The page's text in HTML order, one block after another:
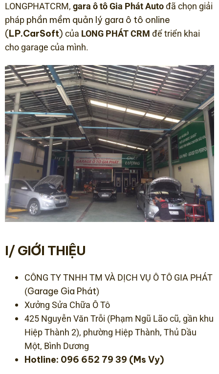
LONGPHATCRM, gara ô tô Gia Phát Autođã chọn giải
pháp phần mềm quản lý gara ô tô online
(LP.CarSoft) của LONG PHÁT CRM để triển khai
cho garage của mình.
I/ GIỚI THIỆU
CÔNG TY TNHH TM VÀ DỊCH VỤ Ô TÔ GIA PHÁT
(Garage Gia Phát)
Xưởng Sửa Chữa Ô Tô
425 Nguyễn Văn Trỗi (Phạm Ngũ Lão cũ, gần khu
Hiệp Thành 2), phường Hiệp Thành, Thủ Dầu
Một, Bình Dương
Hotline: 096 652 79 39 (Ms Vy)